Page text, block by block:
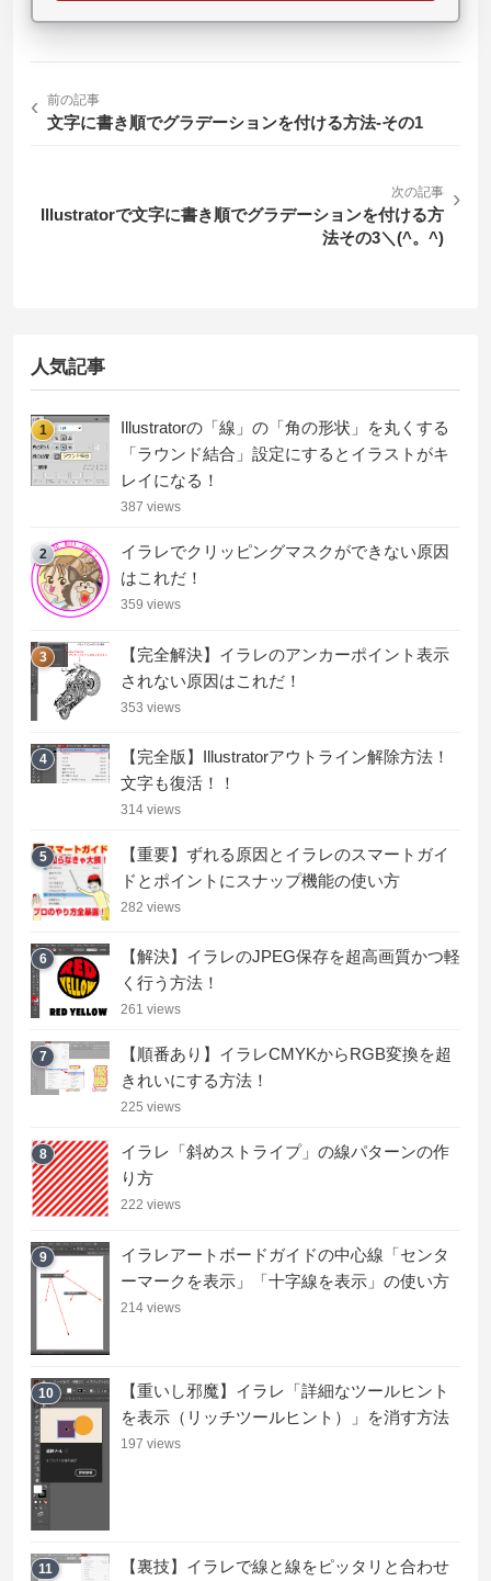
‹ 前の記事
文字に書き順でグラデーションを付ける方法-その1
次の記事
Illustratorで文字に書き順でグラデーションを付ける方
法その3＼(^。^)
›
人気記事
1
Illustratorの「線」の「角の形状」を丸くする
「ラウンド結合」設定にするとイラストがキ
レイになる！
387 views
2
イラレでクリッピングマスクができない原因
はこれだ！
359 views
3
【完全解決】イラレのアンカーポイント表示
されない原因はこれだ！
353 views
4
【完全版】Illustratorアウトライン解除方法！
文字も復活！！
314 views
5
【重要】ずれる原因とイラレのスマートガイ
ドとポイントにスナップ機能の使い方
282 views
6
【解決】イラレのJPEG保存を超高画質かつ軽
く行う方法！
261 views
7
【順番あり】イラレCMYKからRGB変換を超
きれいにする方法！
225 views
8
イラレ「斜めストライプ」の線パターンの作
り方
222 views
9
イラレアートボードガイドの中心線「センタ
ーマークを表示」「十字線を表示」の使い方
214 views
10
【重いし邪魔】イラレ「詳細なツールヒント
を表示（リッチツールヒント）」を消す方法
197 views
11 【裏技】イラレで線と線をピッタリと合わせ